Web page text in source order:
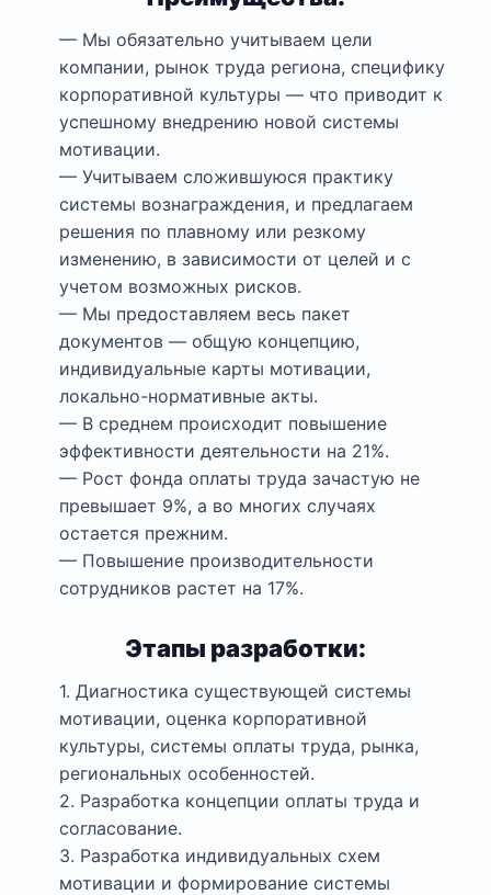
— Мы обязательно учитываем цели
компании, рынок труда региона, специфику
корпоративной культуры — что приводит к
успешному внедрению новой системы
мотивации.
— Учитываем сложившуюся практику
системы вознаграждения, и предлагаем
решения по плавному или резкому
изменению, в зависимости от целей и с
учетом возможных рисков.
— Мы предоставляем весь пакет
документов — общую концепцию,
индивидуальные карты мотивации,
локально-нормативные акты.
— В среднем происходит повышение
эффективности деятельности на 21%.
— Рост фонда оплаты труда зачастую не
превышает 9%, а во многих случаях
остается прежним.
— Повышение производительности
сотрудников растет на 17%.
Этапы разработки:
1. Диагностика существующей системы
мотивации, оценка корпоративной
культуры, системы оплаты труда, рынка,
региональных особенностей.
2. Разработка концепции оплаты труда и
согласование.
3. Разработка индивидуальных схем
мотивации и формирование системы